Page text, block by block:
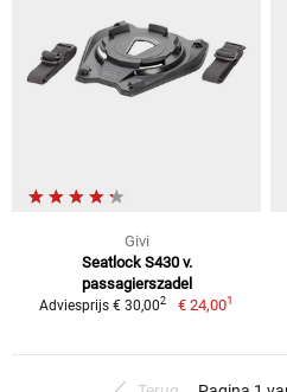
Givi
Seatlock S430 v.
passagierszadel
Adviesprijs € 30,002 € 24,001